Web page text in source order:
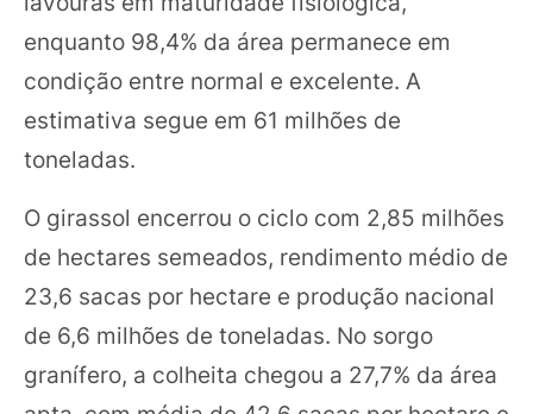
enquanto 98,4% da área permanece em
condição entre normal e excelente. A
estimativa segue em 61 milhões de
toneladas.
O girassol encerrou o ciclo com 2,85 milhões
de hectares semeados, rendimento médio de
23,6 sacas por hectare e produção nacional
de 6,6 milhões de toneladas. No sorgo
granífero, a colheita chegou a 27,7% da área